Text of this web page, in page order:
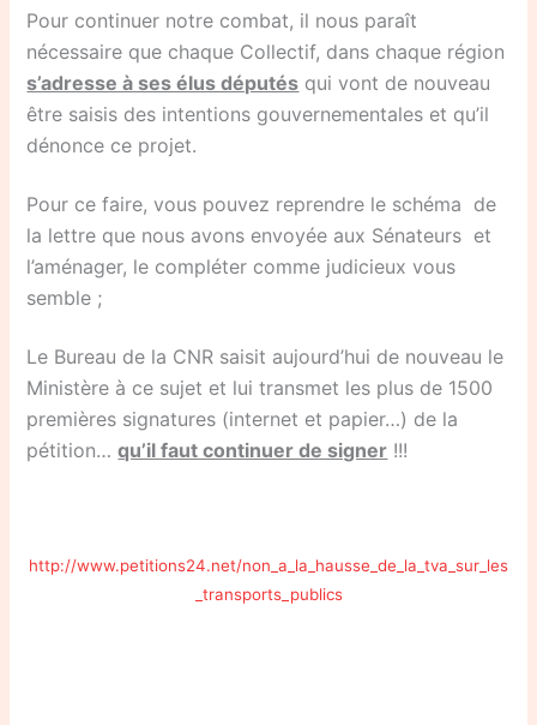
Pour continuer notre combat, il nous paraît
nécessaire que chaque Collectif, dans chaque région
s’adresse à ses élus députés qui vont de nouveau
être saisis des intentions gouvernementales et qu’il
dénonce ce projet.
Pour ce faire, vous pouvez reprendre le schéma de
la lettre que nous avons envoyée aux Sénateurs et
l’aménager, le compléter comme judicieux vous
semble ;
Le Bureau de la CNR saisit aujourd’hui de nouveau le
Ministère à ce sujet et lui transmet les plus de 1500
premières signatures (internet et papier…) de la
pétition…qu’il faut continuer de signer !!!
http://www.petitions24.net/non_a_la_hausse_de_la_tva_sur_les
_transports_publics